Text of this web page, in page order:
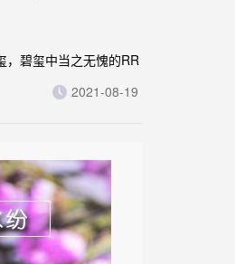
碧玺中当之无愧的RR
2021-08-19